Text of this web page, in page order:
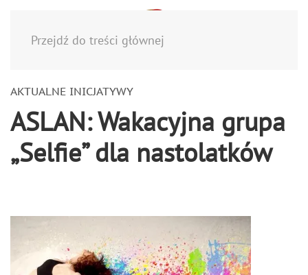
Przejdź do treści głównej
AKTUALNE INICJATYWY
ASLAN: Wakacyjna grupa
„Selfie” dla nastolatków